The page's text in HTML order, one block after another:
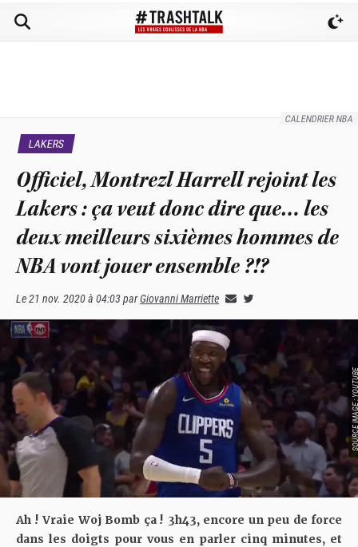
CALENDRIER NBA
LAKERS
Officiel, Montrezl Harrell rejoint les
Lakers : ça veut donc dire que… les
deux meilleurs sixièmes hommes de
NBA vont jouer ensemble ?!?
Le21 nov. 2020 à 04:03parGiovanni Marriette
SOURCE
Ah ! Vraie Woj Bomb ça ! 3h43, encore un peu de force
dans les doigts pour vous en parler cinq minutes, et